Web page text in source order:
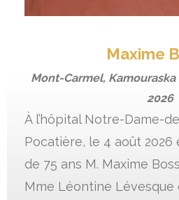
Maxime
Mont-Carmel,
2026
À l’hôpital Notre-Dame-
Pocatière, le 4 août 2026
de 75 ans M. Maxime
Mme Léontine Lévesque